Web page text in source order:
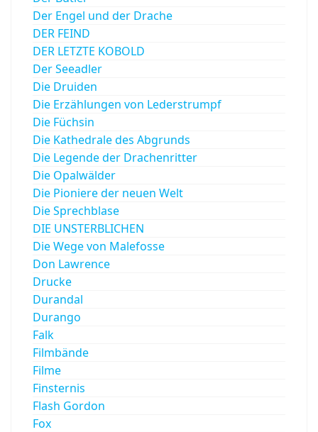
Der Engel und der Drache
DER FEIND
DER LETZTE KOBOLD
Der Seeadler
Die Druiden
Die Erzählungen von Lederstrumpf
Die Füchsin
Die Kathedrale des Abgrunds
Die Legende der Drachenritter
Die Opalwälder
Die Pioniere der neuen Welt
Die Sprechblase
DIE UNSTERBLICHEN
Die Wege von Malefosse
Don Lawrence
Drucke
Durandal
Durango
Falk
Filmbände
Filme
Finsternis
Flash Gordon
Fox